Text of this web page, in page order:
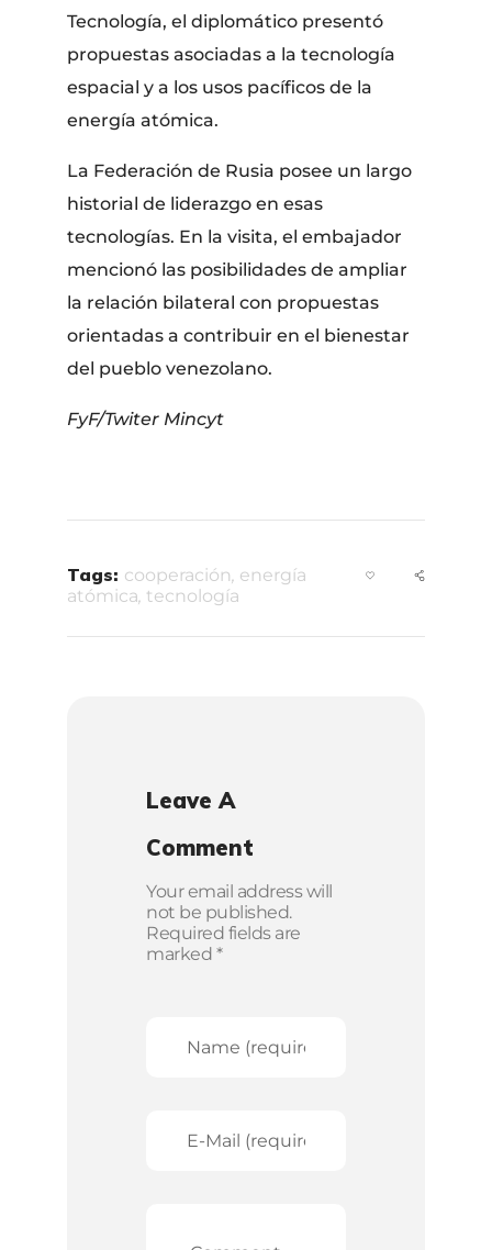
Tecnología, el diplomático presentó
propuestas asociadas a la tecnología
espacial y a los usos pacíficos de la
energía atómica.
La Federación de Rusia posee un largo
historial de liderazgo en esas
tecnologías. En la visita, el embajador
mencionó las posibilidades de ampliar
la relación bilateral con propuestas
orientadas a contribuir en el bienestar
del pueblo venezolano.
FyF/Twiter Mincyt
Tags: cooperación energía
atómica tecnología
Leave A
Comment
Your email address will
not be published.
Required fields are
marked *